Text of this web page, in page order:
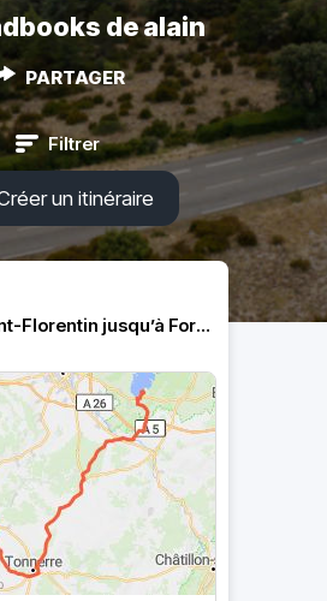
de alain
PARTAGER
Filtrer
un itinéraire
Itinéraire Saint-Florentin jusqu’à Forêt D’orient.